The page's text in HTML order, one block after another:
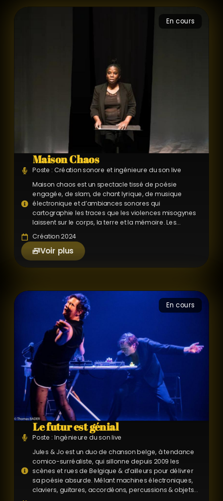
Maison Chaos
En cours
Poste : Création sonore et ingénieure du son live
Maison chaos est un spectacle tissé de poésie
engagée, de slam, de chant lyrique, de musique
électronique et d’ambiances sonores qui
cartographie les traces que les violences misogynes
laissent sur le corps, la terre et la mémoire. Les...
Création 2024
Voir plus
Le futur est génial
En cours
Poste : Ingénieure du son live
Jules & Jo est un duo de chanson belge, à tendance
comico-surréaliste, qui sillonne depuis 2009 les
scènes et rues de Belgique & d’ailleurs pour délivrer
sa poésie absurde. Mêlant machines électroniques,
claviers, guitares, accordéons, percussions & objets...